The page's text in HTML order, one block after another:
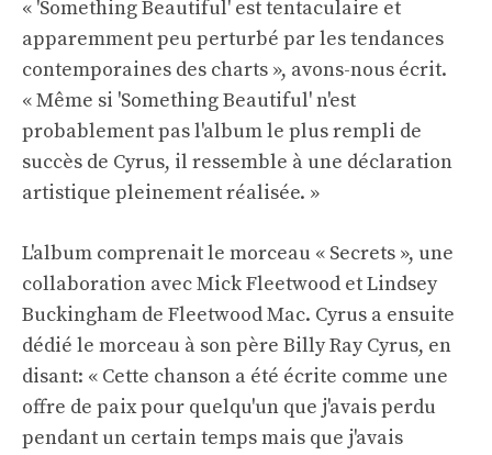
« 'Something Beautiful' est tentaculaire et
apparemment peu perturbé par les tendances
contemporaines des charts », avons-nous écrit.
« Même si 'Something Beautiful' n'est
probablement pas l'album le plus rempli de
succès de Cyrus, il ressemble à une déclaration
artistique pleinement réalisée. »
L'album comprenait le morceau « Secrets », une
collaboration avec Mick Fleetwood et Lindsey
Buckingham de Fleetwood Mac. Cyrus a ensuite
dédié le morceau à son père Billy Ray Cyrus, en
disant: « Cette chanson a été écrite comme une
offre de paix pour quelqu'un que j'avais perdu
pendant un certain temps mais que j'avais